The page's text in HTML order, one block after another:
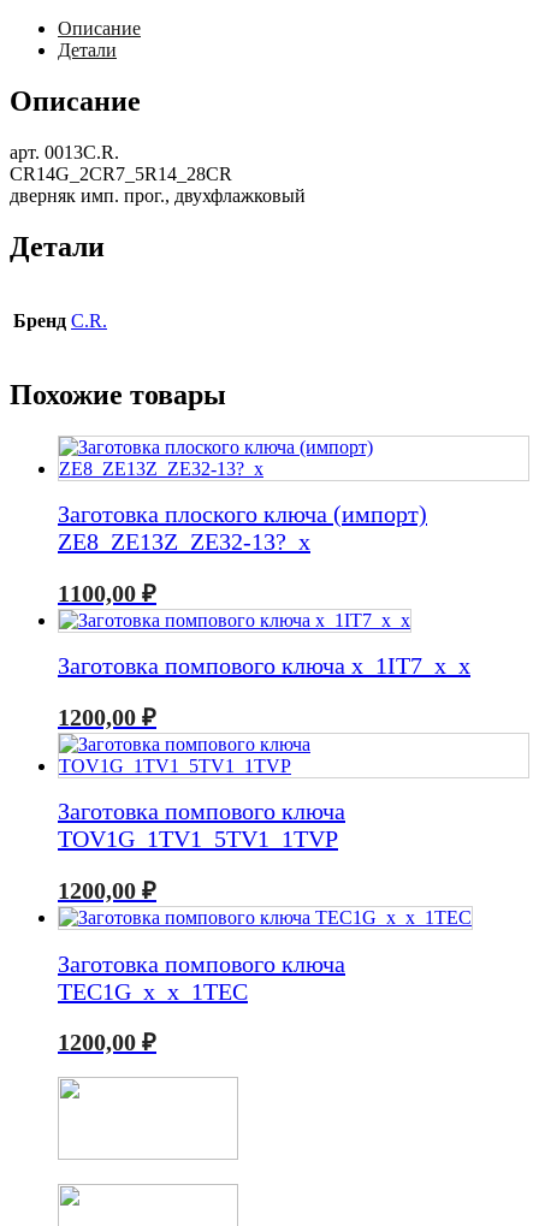
сувальдного
ключа
(двухфлажковый)
CR14G_2CR7_5R14_28CR
Описание
Детали
Описание
арт. 0013C.R.
CR14G_2CR7_5R14_28CR
дверняк имп. прог., двухфлажковый
Детали
Бренд C.R.
Похожие товары
Заготовка плоского ключа (импорт)
ZE8_ZE13Z_ZE32-13?_x
1100,00 ₽
Заготовка помпового ключа x_1IT7_x_x
1200,00 ₽
Заготовка помпового ключа
TOV1G_1TV1_5TV1_1TVP
1200,00 ₽
Заготовка помпового ключа
TEC1G_x_x_1TEC
1200,00 ₽